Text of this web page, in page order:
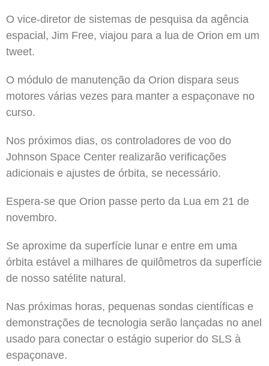
O vice-diretor de sistemas de pesquisa da agência
espacial, Jim Free, viajou para a lua de Orion em um
tweet.
O módulo de manutenção da Orion dispara seus
motores várias vezes para manter a espaçonave no
curso.
Nos próximos dias, os controladores de voo do
Johnson Space Center realizarão verificações
adicionais e ajustes de órbita, se necessário.
Espera-se que Orion passe perto da Lua em 21 de
novembro.
Se aproxime da superfície lunar e entre em uma
órbita estável a milhares de quilômetros da superfície
de nosso satélite natural.
Nas próximas horas, pequenas sondas científicas e
demonstrações de tecnologia serão lançadas no anel
usado para conectar o estágio superior do SLS à
espaçonave.